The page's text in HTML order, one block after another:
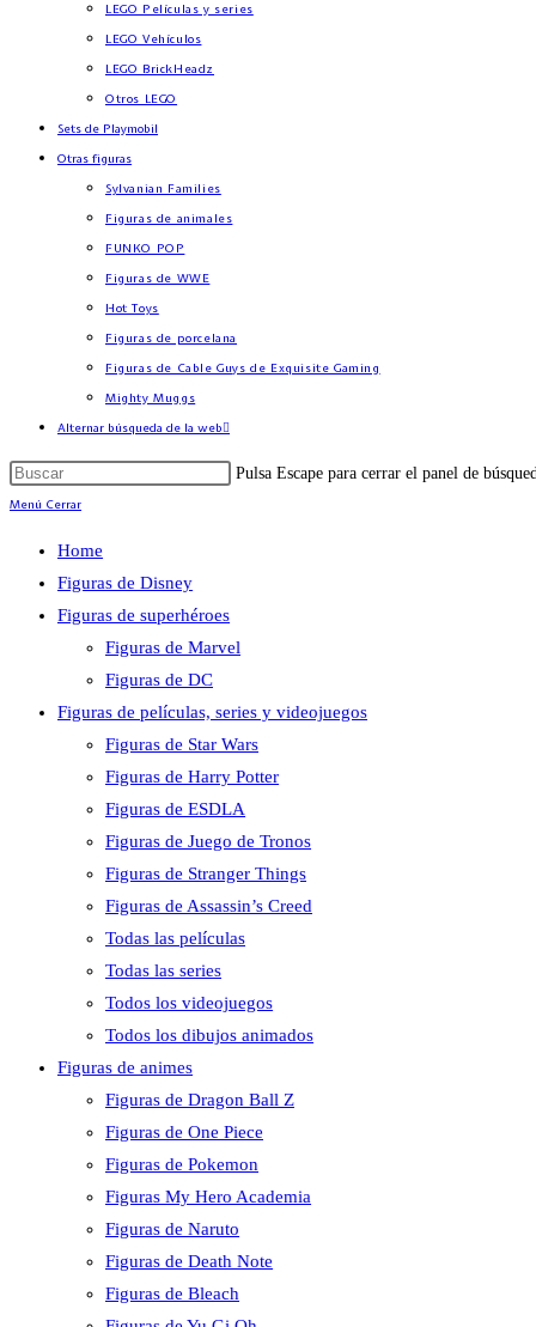
LEGO Películas y series
LEGO Vehículos
LEGO BrickHeadz
Otros LEGO
Sets de Playmobil
Otras figuras
Sylvanian Families
Figuras de animales
FUNKO POP
Figuras de WWE
Hot Toys
Figuras de porcelana
Figuras de Cable Guys de Exquisite Gaming
Mighty Muggs
Alternar búsqueda de la web
Pulsa Escape para cerrar el panel de
Menú Cerrar
Home
Figuras de Disney
Figuras de superhéroes
Figuras de Marvel
Figuras de DC
Figuras de películas, series y videojuegos
Figuras de Star Wars
Figuras de Harry Potter
Figuras de ESDLA
Figuras de Juego de Tronos
Figuras de Stranger Things
Figuras de Assassin’s Creed
Todas las películas
Todas las series
Todos los videojuegos
Todos los dibujos animados
Figuras de animes
Figuras de Dragon Ball Z
Figuras de One Piece
Figuras de Pokemon
Figuras My Hero Academia
Figuras de Naruto
Figuras de Death Note
Figuras de Bleach